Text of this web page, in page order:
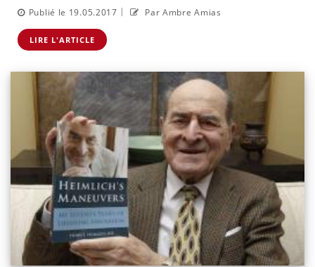
Publié le 19.05.2017 | Par Ambre Amias
LIRE L'ARTICLE